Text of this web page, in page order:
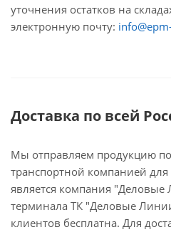
уточнения остатков на
электронную почту:
Доставка по всей
Мы отправляем продукцию
транспортной компанией для
является компания "Деловые
терминала ТК "Деловые
клиентов бесплатна. Для